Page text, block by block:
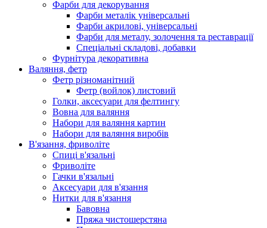
Фарби для декорування
Фарби металік універсальні
Фарби акрилові, універсальні
Фарби для металу, золочення та реставрації
Спеціальні складові, добавки
Фурнітура декоративна
Валяння, фетр
Фетр різноманітний
Фетр (войлок) листовий
Голки, аксесуари для фелтингу
Вовна для валяння
Набори для валяння картин
Набори для валяння виробів
В'язання, фриволіте
Спиці в'язальні
Фриволіте
Гачки в'язальні
Аксесуари для в'язання
Нитки для в'язання
Бавовна
Пряжа чистошерстяна